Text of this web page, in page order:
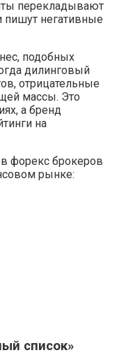
перекладывают
пишут негативные
подобных
дилинговый
отрицательные
массы. Это
а бренд
на
форекс брокеров
рынке:
список»